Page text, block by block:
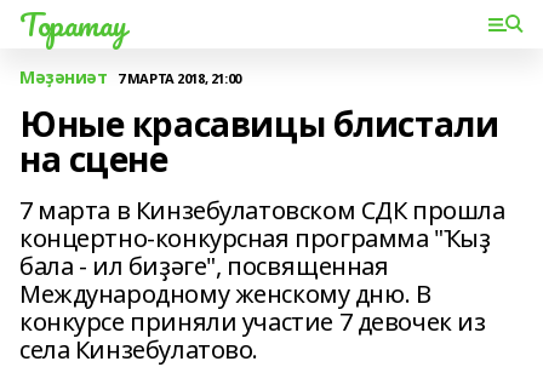
Торатау
Мәҙәниәт 7 МАРТА 2018, 21:00
Юные красавицы блистали
на сцене
7 марта в Кинзебулатовском СДК прошла
концертно-конкурсная программа "Ҡыҙ
бала - ил биҙәге", посвященная
Международному женскому дню. В
конкурсе приняли участие 7 девочек из
села Кинзебулатово.